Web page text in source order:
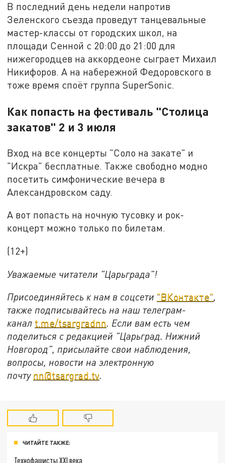
В последний день недели напротив
Зеленского съезда проведут танцевальные
мастер-классы от городских школ, на
площади Сенной с 20:00 до 21:00 для
нижегородцев на аккордеоне сыграет Михаил
Никифоров. А на набережной Федоровского в
тоже время споёт группа SuperSonic.
Как попасть на фестиваль "Столица
закатов" 2 и 3 июля
Вход на все концерты "Соло на закате" и
"Искра" бесплатные. Также свободно модно
посетить симфонические вечера в
Александровском саду.
А вот попасть на ночную тусовку и рок-
концерт можно только по билетам.
(12+)
Уважаемые читатели "Царьграда"!
Присоединяйтесь к нам в соцсети "ВКонтакте",
также подписывайтесь на наш телеграм-
канал t.me/tsargradnn. Если вам есть чем
поделиться с редакцией "Царьград. Нижний
Новгород", присылайте свои наблюдения,
вопросы, новости на электронную
почту nn@tsargrad.tv.
ЧИТАЙТЕ ТАКЖЕ:
Технофашисты XXI века